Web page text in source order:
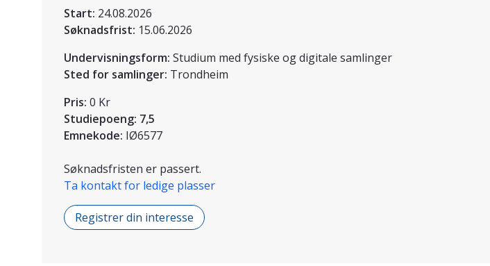
Start: 24.08.2026
Søknadsfrist: 15.06.2026
Undervisningsform: Studium med fysiske og digitale samlinger
Sted for samlinger: Trondheim
Pris: 0 Kr
Studiepoeng: 7,5
Emnekode: IØ6577
Søknadsfristen er passert.
Ta kontakt for ledige plasser
Registrer din interesse